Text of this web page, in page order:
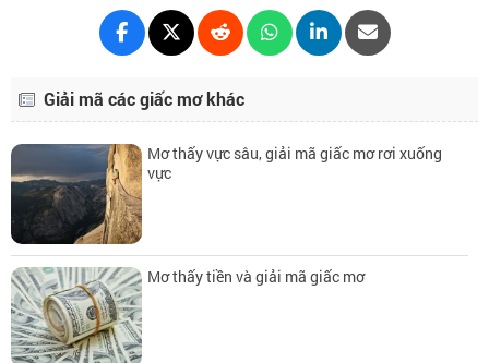
Giải mã các giấc mơ khác
Mơ thấy vực sâu, giải mã giấc mơ rơi xuống
vực
Mơ thấy tiền và giải mã giấc mơ